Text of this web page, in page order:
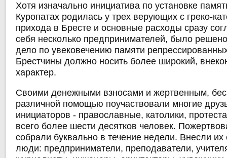
Хотя изначально инициатива по установке
Куропатах родилась у трех верующих с греко-
прихода в Бресте и основные расходы сразу
себя несколько предпринимателей, было
дело по увековечению памяти
Брестчины должно носить более широкий,
характер.
Своими денежными взносами и жертвенным,
различной помощью поучаствовали многие
инициаторов - православные, католики,
всего более шести десятков человек.
собрали буквально в течение недели. Внесли
люди: предприниматели, преподаватели,